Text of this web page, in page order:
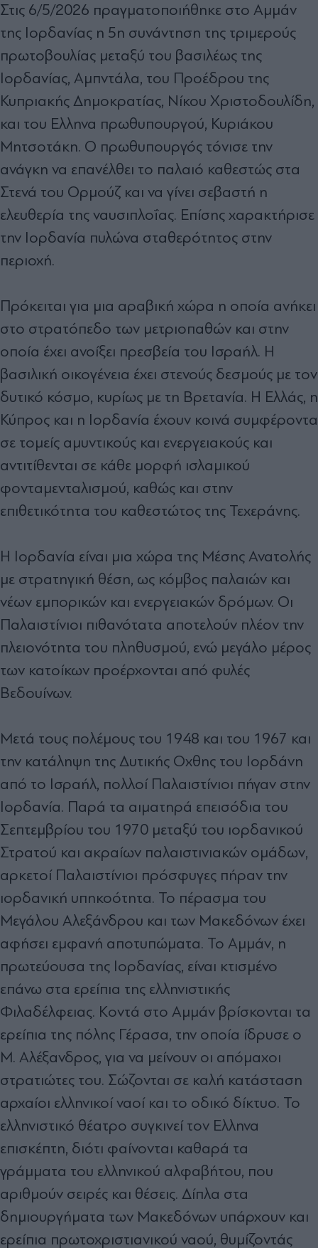
Στις 6/5/2026 πραγµατοποιήθηκε στο Αµµάν
της Ιορδανίας η 5η συνάντηση της τριµερούς
πρωτοβουλίας µεταξύ του βασιλέως της
Ιορδανίας, Αµπντάλα, του Προέδρου της
Κυπριακής ∆ηµοκρατίας, Νίκου Χριστοδουλίδη,
και του Ελληνα πρωθυπουργού, Κυριάκου
Μητσοτάκη. Ο πρωθυπουργός τόνισε την
ανάγκη να επανέλθει το παλαιό καθεστώς στα
Στενά του Ορµούζ και να γίνει σεβαστή η
ελευθερία της ναυσιπλοΐας. Επίσης χαρακτήρισε
την Ιορδανία πυλώνα σταθερότητος στην
περιοχή.
Πρόκειται για µια αραβική χώρα η οποία ανήκει
στο στρατόπεδο των µετριοπαθών και στην
οποία έχει ανοίξει πρεσβεία του Ισραήλ. Η
βασιλική οικογένεια έχει στενούς δεσµούς µε τον
δυτικό κόσµο, κυρίως µε τη Βρετανία. Η Ελλάς, η
Κύπρος και η Ιορδανία έχουν κοινά συµφέροντα
σε τοµείς αµυντικούς και ενεργειακούς και
αντιτίθενται σε κάθε µορφή ισλαµικού
φονταµενταλισµού, καθώς και στην
επιθετικότητα του καθεστώτος της Τεχεράνης.
Η Ιορδανία είναι µια χώρα της Μέσης Ανατολής
µε στρατηγική θέση, ως κόµβος παλαιών και
νέων εµπορικών και ενεργειακών δρόµων. Οι
Παλαιστίνιοι πιθανότατα αποτελούν πλέον την
πλειονότητα του πληθυσµού, ενώ µεγάλο µέρος
των κατοίκων προέρχονται από φυλές
Βεδουίνων.
Μετά τους πολέµους του 1948 και του 1967 και
την κατάληψη της ∆υτικής Οχθης του Ιορδάνη
από το Ισραήλ, πολλοί Παλαιστίνιοι πήγαν στην
Ιορδανία. Παρά τα αιµατηρά επεισόδια του
Σεπτεµβρίου του 1970 µεταξύ του ιορδανικού
Στρατού και ακραίων παλαιστινιακών οµάδων,
αρκετοί Παλαιστίνιοι πρόσφυγες πήραν την
ιορδανική υπηκοότητα. Το πέρασµα του
Μεγάλου Αλεξάνδρου και των Μακεδόνων έχει
αφήσει εµφανή αποτυπώµατα. Το Αµµάν, η
πρωτεύουσα της Ιορδανίας, είναι κτισµένο
επάνω στα ερείπια της ελληνιστικής
Φιλαδέλφειας. Κοντά στο Αµµάν βρίσκονται τα
ερείπια της πόλης Γέρασα, την οποία ίδρυσε ο
Μ. Αλέξανδρος, για να µείνουν οι απόµαχοι
στρατιώτες του. Σώζονται σε καλή κατάσταση
αρχαίοι ελληνικοί ναοί και το οδικό δίκτυο. Το
ελληνιστικό θέατρο συγκινεί τον Ελληνα
επισκέπτη, διότι φαίνονται καθαρά τα
γράµµατα του ελληνικού αλφαβήτου, που
αριθµούν σειρές και θέσεις. ∆ίπλα στα
δηµιουργήµατα των Μακεδόνων υπάρχουν και
ερείπια πρωτοχριστιανικού ναού, θυµίζοντάς